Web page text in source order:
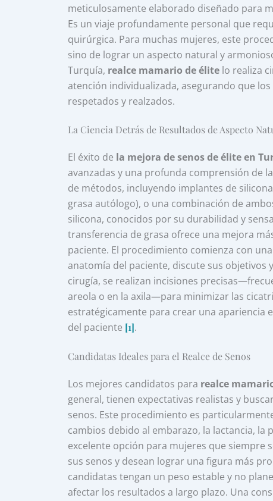
meticulosamente elaborado diseñado para
Es un viaje profundamente personal que
quirúrgica. Para muchas mujeres, este
sino de lograr un aspecto natural y
Turquía, realce mamario de élite lo realiza
atención individualizada, asegurando que
respetados y realzados.
La Ciencia Detrás de Resultados de Aspecto
El éxito de la mejora de senos de élite en
avanzadas y una profunda comprensión de
de métodos, incluyendo implantes de
grasa autólogo), o una combinación de
silicona, conocidos por su durabilidad y
transferencia de grasa ofrece una mejora
paciente. El procedimiento comienza con
anatomía del paciente, discute sus objetivos
cirugía, se realizan incisiones
areola o en la axila—para minimizar las
estratégicamente para crear una apariencia
del paciente [1].
Candidatas Ideales para el Realce de Senos
Los mejores candidatos para realce
general, tienen expectativas realistas y
senos. Este procedimiento es
cambios debido al embarazo, la lactancia, la
excelente opción para mujeres que siempre
sus senos y desean lograr una figura más
candidatas tengan un peso estable y no
afectar los resultados a largo plazo. Una